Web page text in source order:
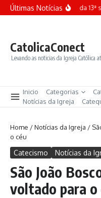
Ir para o conteúdo
Últimas NotíciasTerça-feira da 13ª
CatolicaConect
Levando as noticias da Igreja Católica
Inicio Categorias
Notícias da Igreja
Home /Notícias da Igreja /
o céu
Catecismo Notícias da
São João
voltado para o